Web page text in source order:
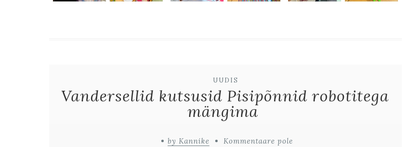
UUDIS
Vandersellid kutsusid Pisipõnnid robotitega
mängima
by Kannike Kommentaare pole